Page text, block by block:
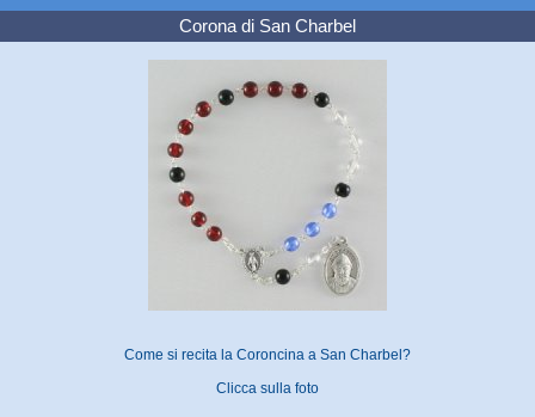
Corona di San Charbel
Come si recita la Coroncina a San Charbel?
Clicca sulla foto